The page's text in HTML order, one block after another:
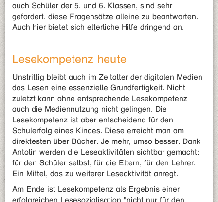
auch Schüler der 5. und 6. Klassen, sind sehr
gefordert, diese Fragensätze alleine zu beantworten.
Auch hier bietet sich elterliche Hilfe dringend an.
Lesekompetenz heute
Unstrittig bleibt auch im Zeitalter der digitalen Medien
das Lesen eine essenzielle Grundfertigkeit. Nicht
zuletzt kann ohne entsprechende Lesekompetenz
auch die Mediennutzung nicht gelingen. Die
Lesekompetenz ist aber entscheidend für den
Schulerfolg eines Kindes. Diese erreicht man am
direktesten über Bücher. Je mehr, umso besser. Dank
Antolin werden die Leseaktivitäten sichtbar gemacht:
für den Schüler selbst, für die Eltern, für den Lehrer.
Ein Mittel, das zu weiterer Leseaktivität anregt.
Am Ende ist Lesekompetenz als Ergebnis einer
erfolgreichen Lesesozialisation "nicht nur für den